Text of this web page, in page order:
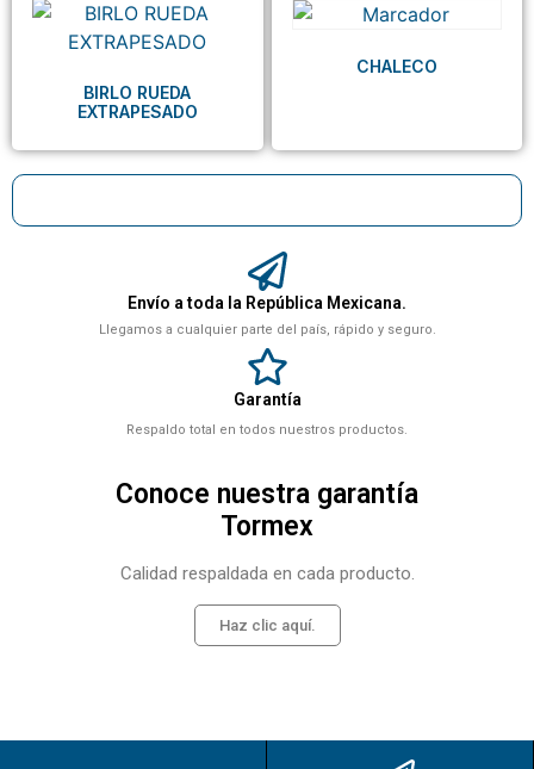
Envío a toda la República Mexicana.
Llegamos a cualquier parte del país, rápido y seguro.
Garantía
Respaldo total en todos nuestros productos.
Conoce nuestra garantía
Tormex
Calidad respaldada en cada producto.
Haz clic aquí.
BIRLO RUEDA
EXTRAPESADO
CHALECO